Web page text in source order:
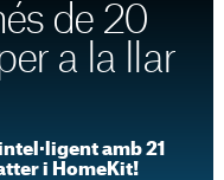
de 20
a la llar
amb 21
i HomeKit!